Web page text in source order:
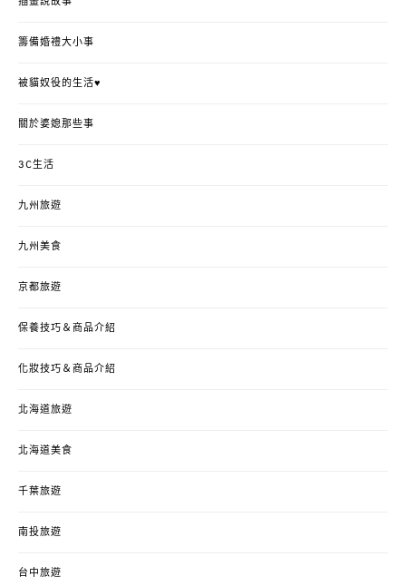
籌備婚禮大小事
被貓奴役的生活♥
關於婆媳那些事
3C生活
九州旅遊
九州美食
京都旅遊
保養技巧＆商品介紹
化妝技巧＆商品介紹
北海道旅遊
北海道美食
千葉旅遊
南投旅遊
台中旅遊